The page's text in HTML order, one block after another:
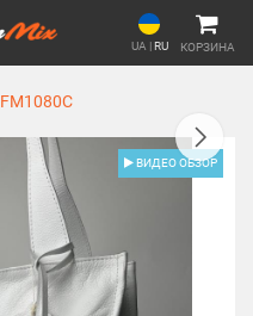
UA |RU КОРЗИНА
FM1080C
ВИДЕО ОБЗОР